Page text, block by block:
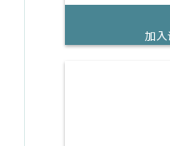
加